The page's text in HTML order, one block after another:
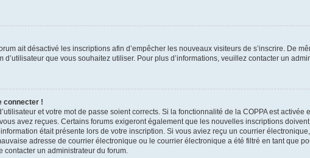
ait désactivé les inscriptions afin d’empêcher les nouveaux visiteurs de s’inscrire. De
d’utilisateur que vous souhaitez utiliser. Pour plus d’informations, veuillez contacter un
connecter !
et votre mot de passe soient corrects. Si la fonctionnalité de la COPPA est
avez reçues. Certains forums exigeront également que les nouvelles inscriptions
était présente lors de votre inscription. Si vous aviez reçu un courrier
adresse de courrier électronique ou le courrier électronique a été filtré en tant que
un administrateur du forum.